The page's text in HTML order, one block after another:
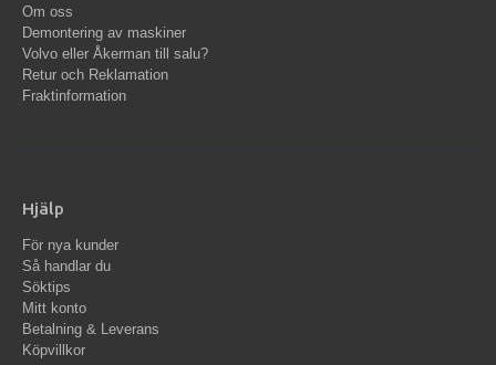
Om oss
Demontering av maskiner
Volvo eller Åkerman till salu?
Retur och Reklamation
Fraktinformation
Hjälp
För nya kunder
Så handlar du
Söktips
Mitt konto
Betalning & Leverans
Köpvillkor